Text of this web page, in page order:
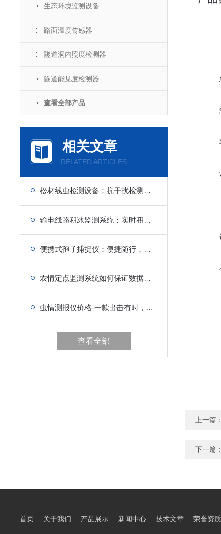
生态环境监测设备
路面温度传感器
隧道洞内照度检测器
隧道能见度检测器
查看全部产品
相关文章
RELATED ARTICLES
松材线虫检测设备：抗干扰检测算法，规避环境杂质误判结果
输电线路积冰监测系统：实时积冰研判，电网智能运维
便携式孢子捕捉仪：便捷随行，随时随地捕捉孢子
农情定点监测系统如何保证数据的准确性和可靠性？
虫情测报仪价格-一款出击有时，害虫无戏耍的虫情测报仪
查看全部
上一篇
下一篇
首页 关于我们 产品展示 新闻中心 技术文章 荣誉资质